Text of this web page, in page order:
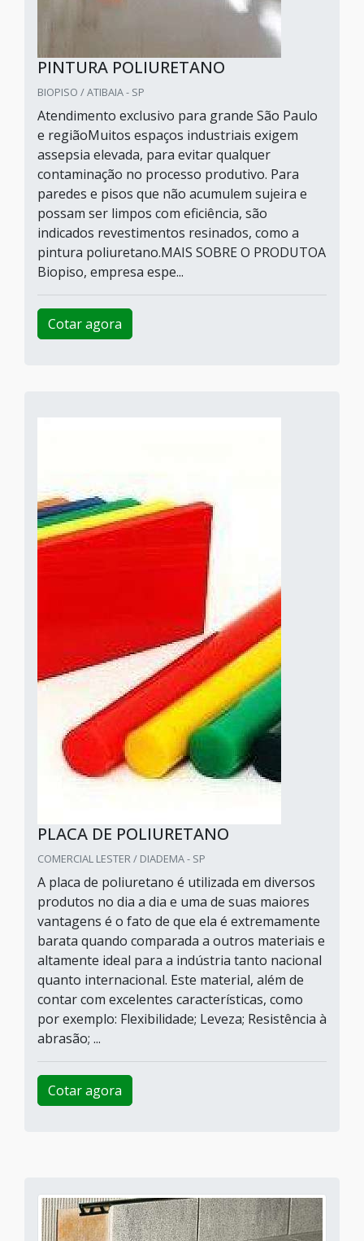
PINTURA POLIURETANO
BIOPISO / ATIBAIA - SP
Atendimento exclusivo para grande São Paulo
e regiãoMuitos espaços industriais exigem
assepsia elevada, para evitar qualquer
contaminação no processo produtivo. Para
paredes e pisos que não acumulem sujeira e
possam ser limpos com eficiência, são
indicados revestimentos resinados, como a
pintura poliuretano.MAIS SOBRE O PRODUTOA
Biopiso, empresa espe...
Cotar agora
PLACA DE POLIURETANO
COMERCIAL LESTER / DIADEMA - SP
A placa de poliuretano é utilizada em diversos
produtos no dia a dia e uma de suas maiores
vantagens é o fato de que ela é extremamente
barata quando comparada a outros materiais e
altamente ideal para a indústria tanto nacional
quanto internacional. Este material, além de
contar com excelentes características, como
por exemplo: Flexibilidade; Leveza; Resistência à
abrasão; ...
Cotar agora